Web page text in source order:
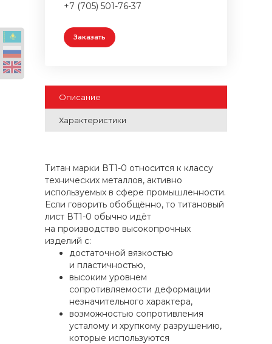
+7 (705) 501-76-37
Заказать
Описание
Характеристики
Титан марки ВТ1-0 относится к классу
технических металлов, активно
используемых в сфере промышленности.
Если говорить обобщённо, то титановый
лист ВТ1-0 обычно идёт
на производство высокопрочных
изделий с:
достаточной вязкостью
и пластичностью,
высоким уровнем
сопротивляемости деформации
незначительного характера,
возможностью сопротивления
усталому и хрупкому разрушению,
которые используются